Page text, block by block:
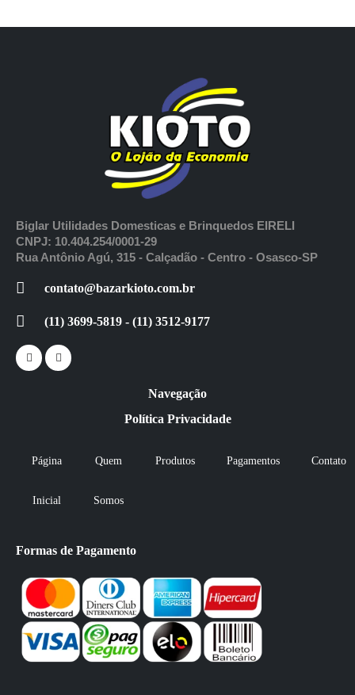
Biglar Utilidades Domesticas e Brinquedos EIRELI
CNPJ: 10.404.254/0001-29
Rua Antônio Agú, 315 - Calçadão - Centro - Osasco-SP
contato@bazarkioto.com.br
(11) 3699-5819 - (11) 3512-9177
Navegação
Política Privacidade
Página
Inicial
Quem
Somos
Produtos Pagamentos Contato
Formas de Pagamento